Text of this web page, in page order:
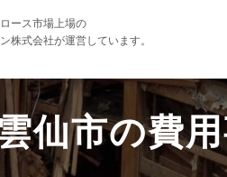
ース市場上場の
株式会社が運営しています。
仙市の費